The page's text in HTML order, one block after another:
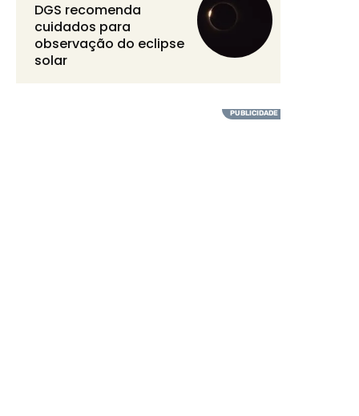
DGS recomenda
cuidados para
observação do eclipse
solar